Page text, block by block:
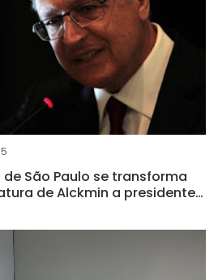
de São Paulo se transforma
de Alckmin a presidente